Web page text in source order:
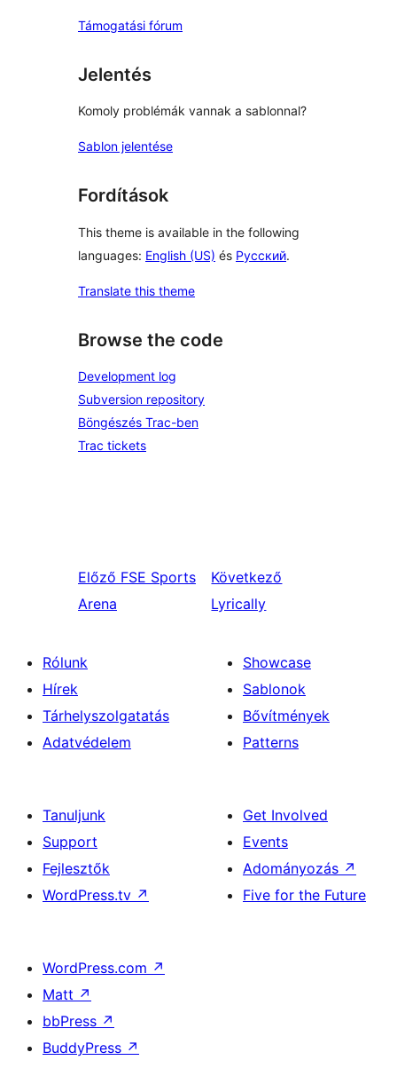
Támogatási fórum
Jelentés
Komoly problémák vannak a sablonnal?
Sablon jelentése
Fordítások
This theme is available in the following
languages: English (US) és Русский.
Translate this theme
Browse the code
Development log
Subversion repository
Böngészés Trac-ben
Trac tickets
Előző FSE Sports
Arena
Következő
Lyrically
Rólunk
Hírek
Tárhelyszolgatatás
Adatvédelem
Showcase
Sablonok
Bővítmények
Patterns
Tanuljunk
Support
Fejlesztők
WordPress.tv ↗
Get Involved
Events
Adományozás ↗
Five for the Future
WordPress.com ↗
Matt ↗
bbPress ↗
BuddyPress ↗